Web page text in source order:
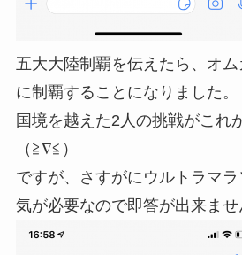
五大大陸制覇を伝えたら、オ
に制覇することになりました。
国境を越えた2人の挑戦がこれ
（≧∇≦）
ですが、さすがにウルトラマ
気が必要なので即答が出来ませ